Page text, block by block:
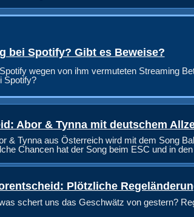
bei Spotify? Gibt es Beweise?
wegen von ihm vermuteten Streaming
Spotify?
Abor & Tynna mit deutschem
& Tynna aus Österreich wird mit dem Song
Chancen hat der Song beim ESC und in
Plötzliche
schert uns das Geschwätz von gestern?